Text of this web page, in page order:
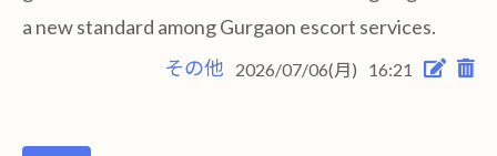
a new standard among Gurgaon escort services.
その他
2026/07/06(月) 16:21